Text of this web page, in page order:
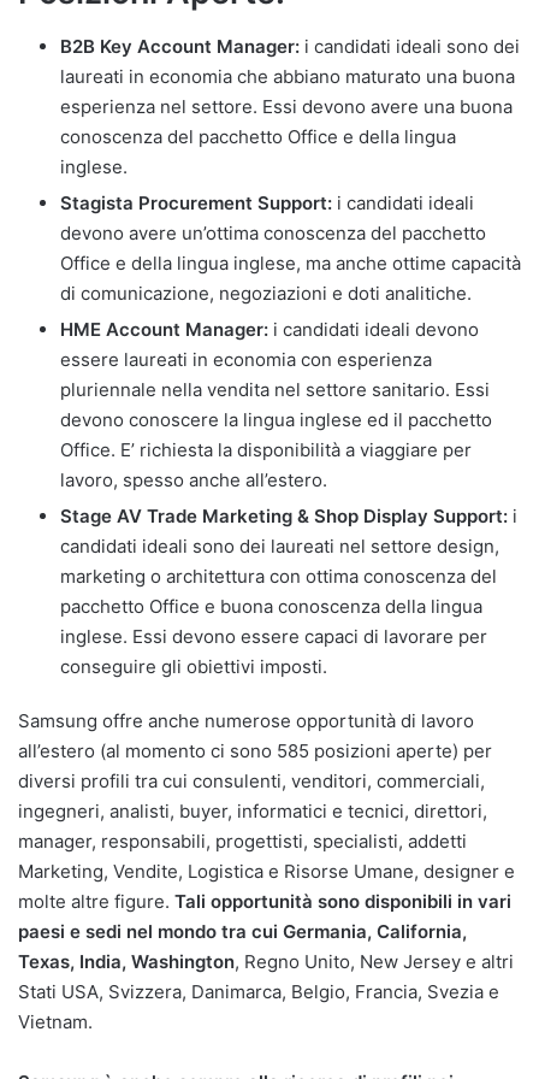
B2B Key Account Manager: i candidati ideali sono dei
laureati in economia che abbiano maturato una buona
esperienza nel settore. Essi devono avere una buona
conoscenza del pacchetto Office e della lingua
inglese.
Stagista Procurement Support: i candidati ideali
devono avere un’ottima conoscenza del pacchetto
Office e della lingua inglese, ma anche ottime capacità
di comunicazione, negoziazioni e doti analitiche.
HME Account Manager: i candidati ideali devono
essere laureati in economia con esperienza
pluriennale nella vendita nel settore sanitario. Essi
devono conoscere la lingua inglese ed il pacchetto
Office. E’ richiesta la disponibilità a viaggiare per
lavoro, spesso anche all’estero.
Stage AV Trade Marketing & Shop Display Support: i
candidati ideali sono dei laureati nel settore design,
marketing o architettura con ottima conoscenza del
pacchetto Office e buona conoscenza della lingua
inglese. Essi devono essere capaci di lavorare per
conseguire gli obiettivi imposti.
Samsung offre anche numerose opportunità di lavoro
all’estero (al momento ci sono 585 posizioni aperte) per
diversi profili tra cui consulenti, venditori, commerciali,
ingegneri, analisti, buyer, informatici e tecnici, direttori,
manager, responsabili, progettisti, specialisti, addetti
Marketing, Vendite, Logistica e Risorse Umane, designer e
molte altre figure. Tali opportunità sono disponibili in vari
paesi e sedi nel mondo tra cui Germania, California,
Texas, India, Washington, Regno Unito, New Jersey e altri
Stati USA, Svizzera, Danimarca, Belgio, Francia, Svezia e
Vietnam.